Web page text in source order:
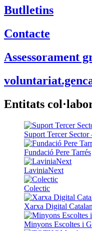
Butlletins
Contacte
Assessorament
Entitats
Suport Tercer Sector
Fundació Pere Tarrés
LaviniaNext
Colectic
Xarxa Digital
Minyons Escoltes i